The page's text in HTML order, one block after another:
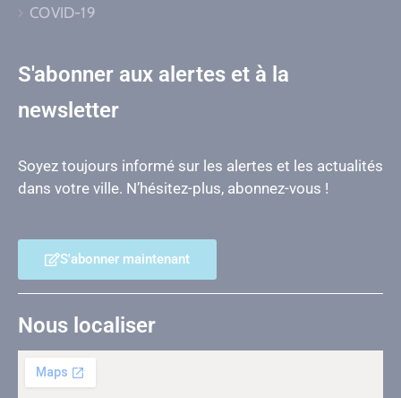
COVID-19
S'abonner aux alertes et à la
newsletter
Soyez toujours informé sur les alertes et les actualités
dans votre ville. N’hésitez-plus, abonnez-vous !
S'abonner maintenant
Nous localiser